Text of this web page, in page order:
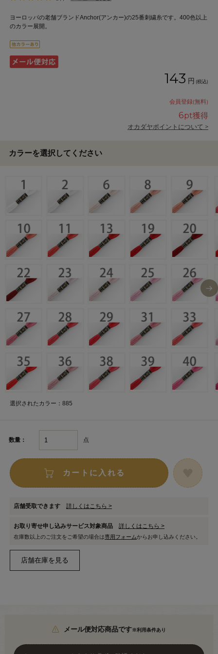
ヨーロッパの老舗ブランドAnchor(アンカー)の25番刺繍糸です。400色以上
のカラー展開。
143 円 (税込)
会員登録(無料)
6pt獲得
オカダヤポイントについて >
カラーを選択してください
選択されたカラー：885
数量： 点
カートに入れる
店舗受取できます 詳しくはこちら >
お取り寄せ申し込みサービス対象商品 詳しくはこちら >
在庫数以上のご注文をご希望の場合は専用フォームからお申し込みください。
メール便対応商品です※利用条件あり